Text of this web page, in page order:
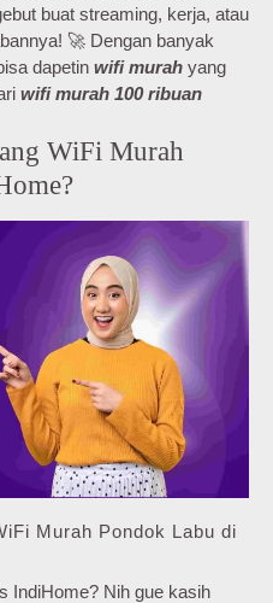
buat streaming, kerja, atau
🚀 Dengan banyak
dapetin wifi murah yang
wifi murah 100 ribuan
WiFi Murah
Murah Pondok Labu di
IndiHome? Nih gue kasih